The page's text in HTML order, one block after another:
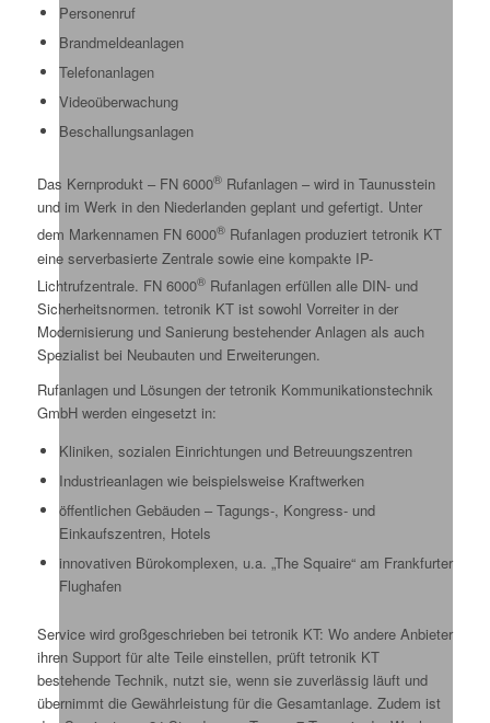
Personenruf
Brandmeldeanlagen
Telefonanlagen
Videoüberwachung
Beschallungsanlagen
Das Kernprodukt – FN 6000®Rufanlagen – wird in Taunusstein
und im Werk in den Niederlanden geplant und gefertigt. Unter
dem Markennamen FN 6000®Rufanlagen produziert tetronik KT
eine serverbasierte Zentrale sowie eine kompakte IP-
Lichtrufzentrale. FN 6000®Rufanlagen erfüllen alle DIN- und
Sicherheitsnormen. tetronik KT ist sowohl Vorreiter in der
Modernisierung und Sanierung bestehender Anlagen als auch
Spezialist bei Neubauten und Erweiterungen.
Rufanlagen und Lösungen der tetronik Kommunikationstechnik
GmbH werden eingesetzt in:
Kliniken, sozialen Einrichtungen und Betreuungszentren
Industrieanlagen wie beispielsweise Kraftwerken
öffentlichen Gebäuden – Tagungs-, Kongress- und
Einkaufszentren, Hotels
innovativen Bürokomplexen, u.a. „The Squaire“ am Frankfurter
Flughafen
Service wird großgeschrieben bei tetronik KT: Wo andere Anbieter
ihren Support für alte Teile einstellen, prüft tetronik KT
bestehende Technik, nutzt sie, wenn sie zuverlässig läuft und
übernimmt die Gewährleistung für die Gesamtanlage. Zudem ist